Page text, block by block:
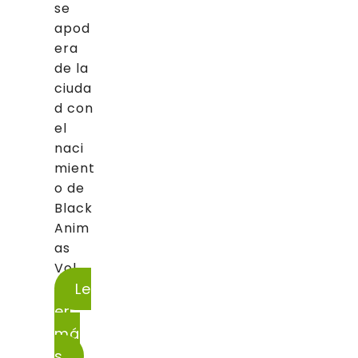
se
apod
era
de la
ciuda
d con
el
naci
mient
o de
Black
Anim
as
Vol....
Le
er
má